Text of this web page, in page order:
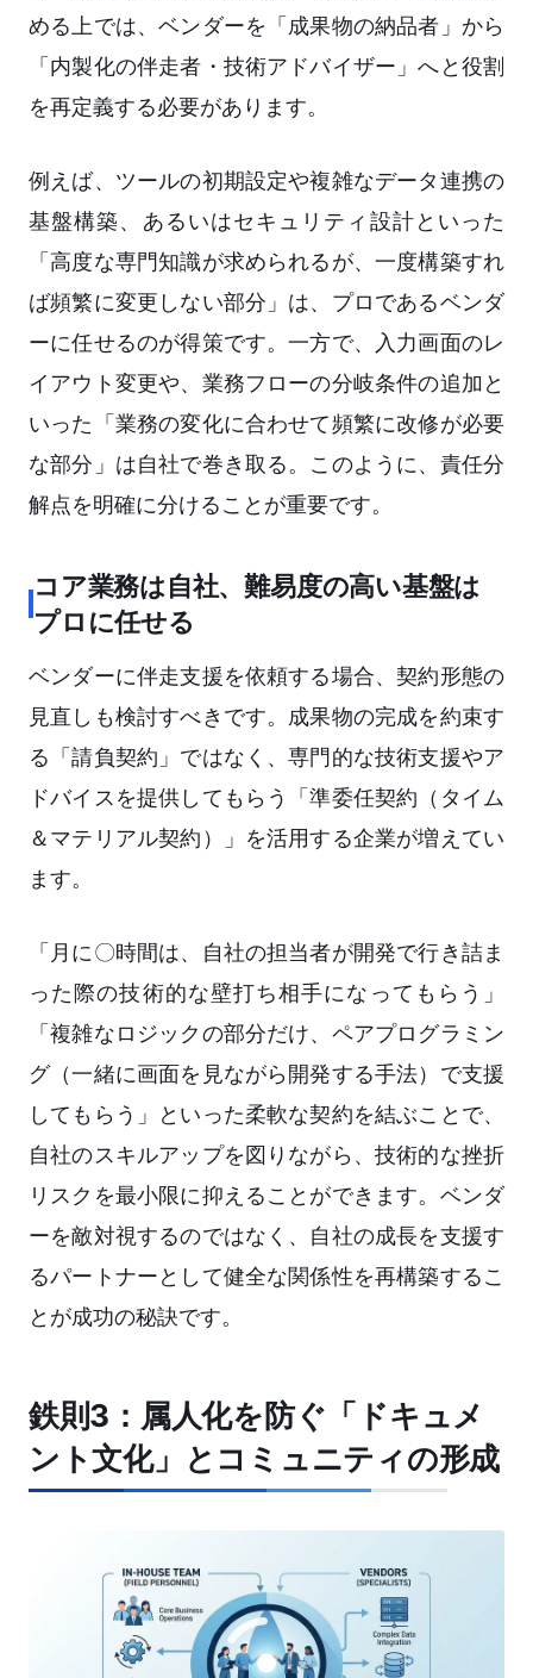
める上では、ベンダーを「成果物の納品者」から
「内製化の伴走者・技術アドバイザー」へと役割
を再定義する必要があります。
例えば、ツールの初期設定や複雑なデータ連携の
基盤構築、あるいはセキュリティ設計といった
「高度な専門知識が求められるが、一度構築すれ
ば頻繁に変更しない部分」は、プロであるベンダ
ーに任せるのが得策です。一方で、入力画面のレ
イアウト変更や、業務フローの分岐条件の追加と
いった「業務の変化に合わせて頻繁に改修が必要
な部分」は自社で巻き取る。このように、責任分
解点を明確に分けることが重要です。
コア業務は自社、難易度の高い基盤は
プロに任せる
ベンダーに伴走支援を依頼する場合、契約形態の
見直しも検討すべきです。成果物の完成を約束す
る「請負契約」ではなく、専門的な技術支援やア
ドバイスを提供してもらう「準委任契約（タイム
＆マテリアル契約）」を活用する企業が増えてい
ます。
「月に〇時間は、自社の担当者が開発で行き詰ま
った際の技術的な壁打ち相手になってもらう」
「複雑なロジックの部分だけ、ペアプログラミン
グ（一緒に画面を見ながら開発する手法）で支援
してもらう」といった柔軟な契約を結ぶことで、
自社のスキルアップを図りながら、技術的な挫折
リスクを最小限に抑えることができます。ベンダ
ーを敵対視するのではなく、自社の成長を支援す
るパートナーとして健全な関係性を再構築するこ
とが成功の秘訣です。
鉄則3：属人化を防ぐ「ドキュメ
ント文化」とコミュニティの形成